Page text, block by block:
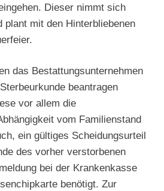
Dieser nimmt sich
plant mit den Hinterbliebenen
das Bestattungsunternehmen
beantragen
vor allem die
vom Familienstand
ein gültiges Scheidungsurteil
des vorher verstorbenen
bei der Krankenkasse
benötigt. Zur